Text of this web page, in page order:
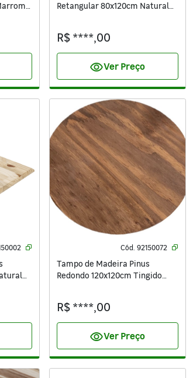
Retangular 80x120cm Natural
R$ ****,00
visibilityVer Preço
Cód. 92150072
Tampo de Madeira Pinus
Redondo 120x120cm Tingido
R$ ****,00
visibilityVer Preço